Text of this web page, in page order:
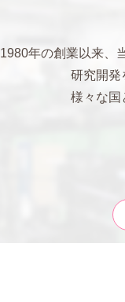
1980年の創業以来、
研究開発
様々な国